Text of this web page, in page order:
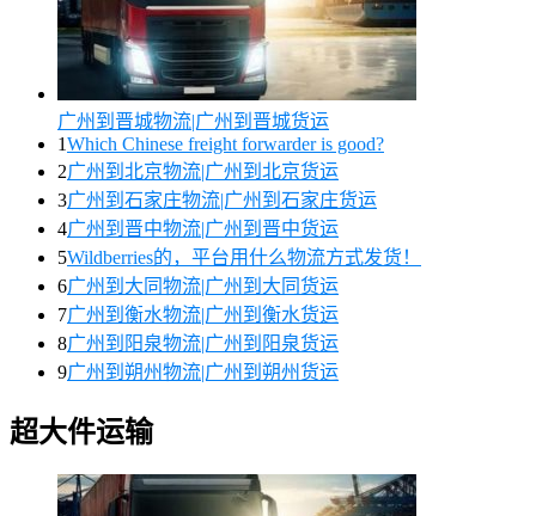
广州到晋城物流|广州到晋城货运
1Which Chinese freight forwarder is good?
2广州到北京物流|广州到北京货运
3广州到石家庄物流|广州到石家庄货运
4广州到晋中物流|广州到晋中货运
5Wildberries的，平台用什么物流方式发货！
6广州到大同物流|广州到大同货运
7广州到衡水物流|广州到衡水货运
8广州到阳泉物流|广州到阳泉货运
9广州到朔州物流|广州到朔州货运
超大件运输